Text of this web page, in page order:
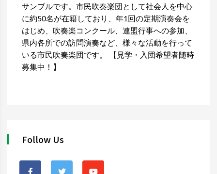
サンブルです。市民吹奏楽団として社会人を中心
に約50名が在籍しており、年1回の定期演奏会を
はじめ、吹奏楽コンクール、連盟行事への参加、
県内各所での訪問演奏など、様々な活動を行って
いる市民吹奏楽団です。 【見学・入団希望者随時
募集中！】
Follow Us